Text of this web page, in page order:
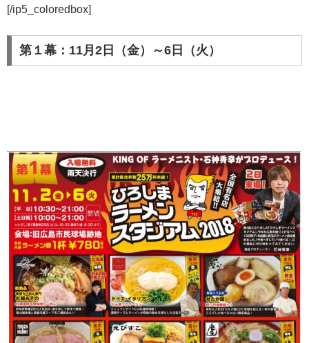
[/ip5_coloredbox]
第１幕：11月2日（金）～6日（火）